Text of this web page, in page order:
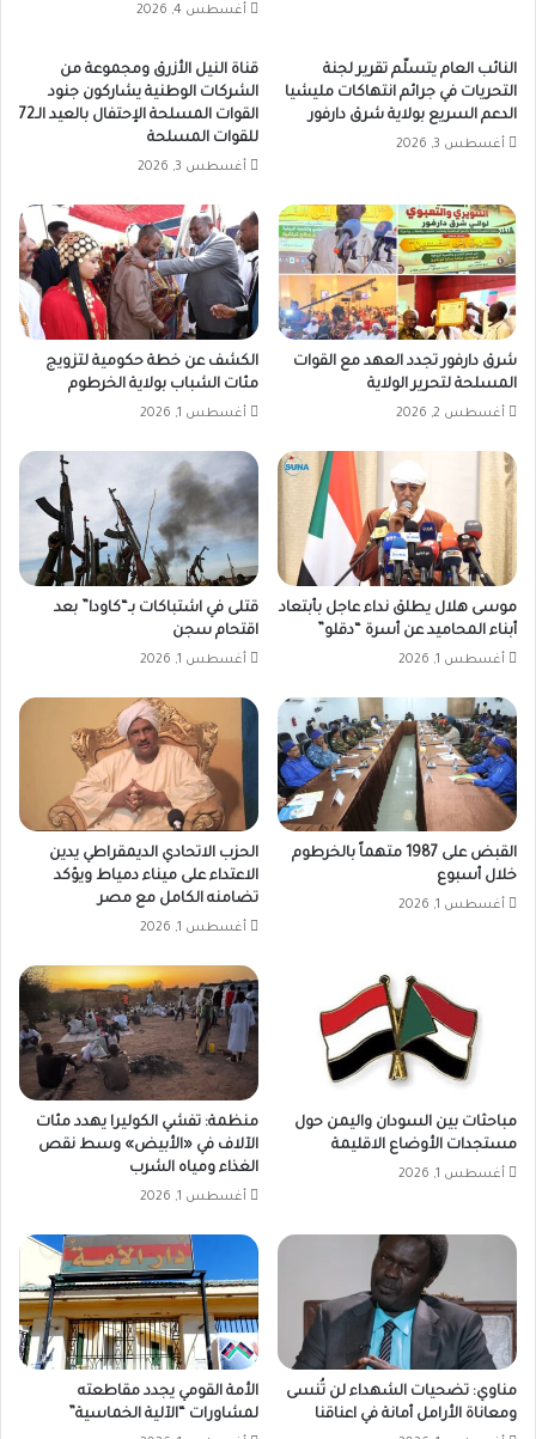
أغسطس 4, 2026
النائب العام يتسلّم تقرير لجنة
التحريات في جرائم انتهاكات مليشيا
الدعم السريع بولاية شرق دارفور
أغسطس 3, 2026
قناة النيل الأزرق ومجموعة من
الشركات الوطنية يشاركون جنود
القوات المسلحة الإحتفال بالعيد الـ72
للقوات المسلحة
أغسطس 3, 2026
شرق دارفور تجدد العهد مع القوات
المسلحة لتحرير الولاية
أغسطس 2, 2026
الكشف عن خطة حكومية لتزويج
مئات الشباب بولاية الخرطوم
أغسطس 1, 2026
موسى هلال يطلق نداء عاجل بأبتعاد
أبناء المحاميد عن أسرة “دقلو”
أغسطس 1, 2026
قتلى في اشتباكات بـ“كاودا” بعد
اقتحام سجن
أغسطس 1, 2026
القبض على 1987 متهماً بالخرطوم
خلال أسبوع
أغسطس 1, 2026
الحزب الاتحادي الديمقراطي يدين
الاعتداء على ميناء دمياط ويؤكد
تضامنه الكامل مع مصر
أغسطس 1, 2026
مباحثات بين السودان واليمن حول
مستجدات الأوضاع الاقليمة
أغسطس 1, 2026
منظمة: تفشي الكوليرا يهدد مئات
الآلاف في «الأبيض» وسط نقص
الغذاء ومياه الشرب
أغسطس 1, 2026
مناوي: تضحيات الشهداء لن تُنسى
ومعاناة الأرامل أمانة في اعناقنا
الأمة القومي يجدد مقاطعته
لمشاورات “الآلية الخماسية”